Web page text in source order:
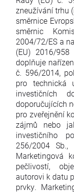
zneužívání trhu
směrnice
směrnic
2004/72/ES a
(EU) 2016/
doplňuje
č. 596/2014,
pro technická
investičních
doporučujících
pro zveřejnění
zájmů nebo
investičního
256/2004
Marketingová
pečlivostí,
autorovi k datu
prvky.